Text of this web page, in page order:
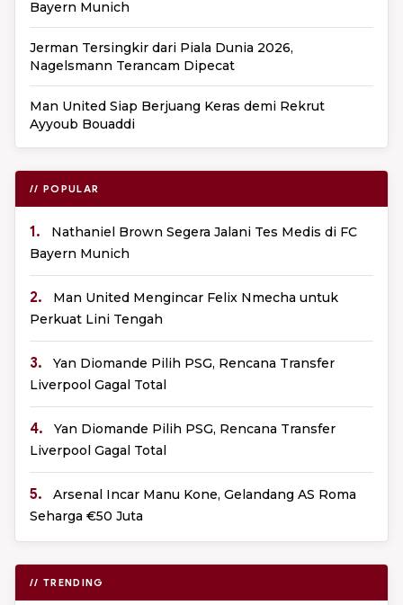
Bayern Munich
Jerman Tersingkir dari Piala Dunia 2026,
Nagelsmann Terancam Dipecat
Man United Siap Berjuang Keras demi Rekrut
Ayyoub Bouaddi
// POPULAR
1.
Nathaniel Brown Segera Jalani Tes Medis di FC
Bayern Munich
2.
Man United Mengincar Felix Nmecha untuk
Perkuat Lini Tengah
3.
Yan Diomande Pilih PSG, Rencana Transfer
Liverpool Gagal Total
4.
Yan Diomande Pilih PSG, Rencana Transfer
Liverpool Gagal Total
5.
Arsenal Incar Manu Kone, Gelandang AS Roma
Seharga €50 Juta
// TRENDING